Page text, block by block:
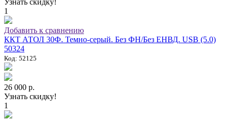
Узнать скидку!
1
Добавить к сравнению
ККТ АТОЛ 30Ф. Темно-серый. Без ФН/Без ЕНВД. USB (5.0)
50324
Код: 52125
26 000 р.
Узнать скидку!
1